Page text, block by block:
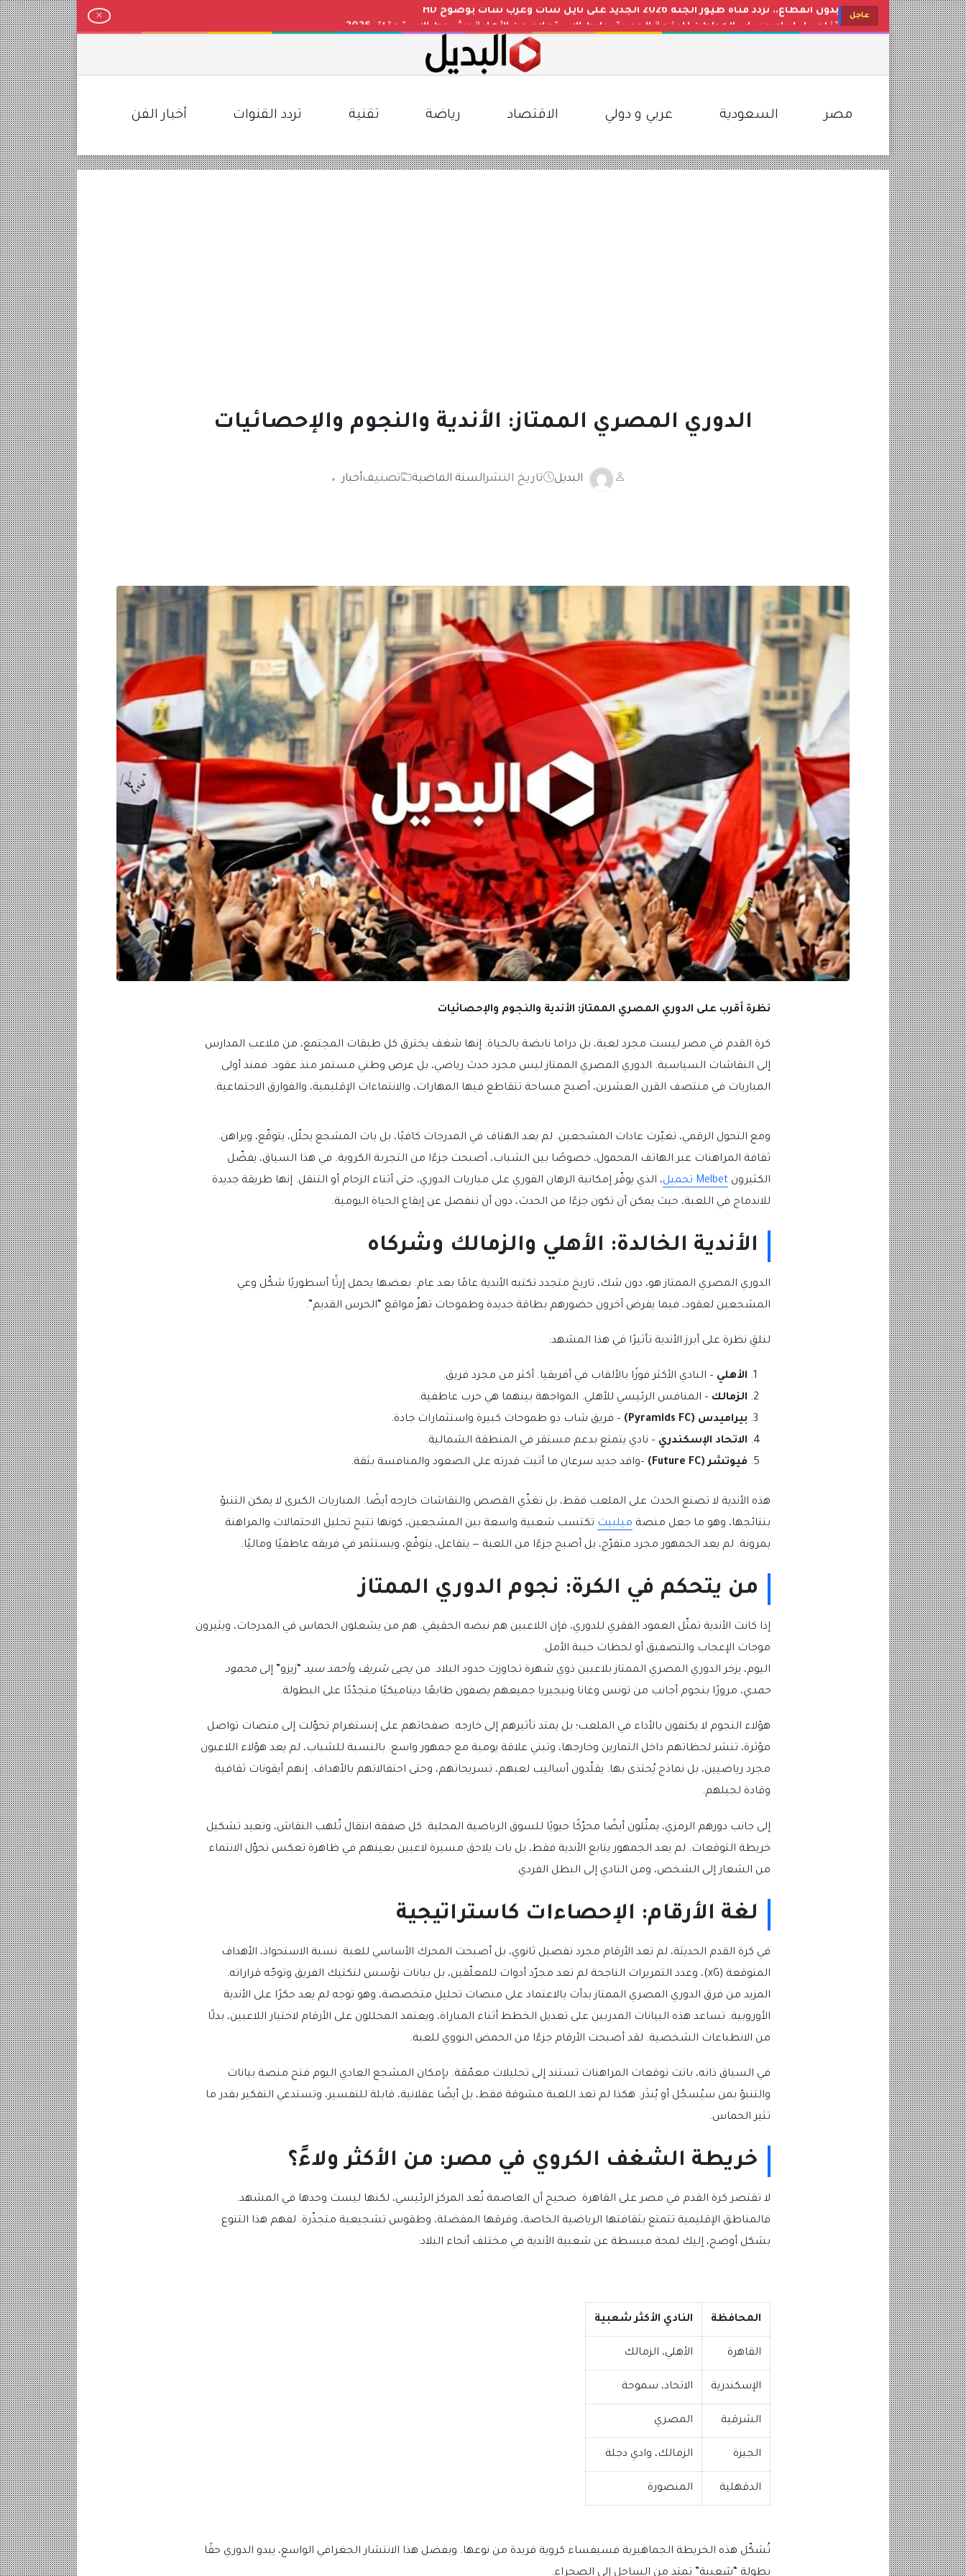
عاجل
تفاصيل إيداع حساب المواطن للدفعة الجديدة.. رابط الاستعلام عن الأهلية وشروط الاستحقاق 2026
حقيقة تعديل التقويم الدراسي ومواعيد الإجازات المطولة بالتعليم السعودي.. توضيح رسمي وتفاصيل المخطط
تحديث البنوك والشركات.. سعر الدولار اليوم في مصر مقابل الجنيه المصري بعد التغيرات الأخيرة
مصر السعودية عربي و دولي الاقتصاد رياضة تقنية تردد القنوات أخبار الفن
الدوري المصري الممتاز: الأندية والنجوم والإحصائيات
البديل تاريخ النشرالسنة الماضية تصنيفأخبار
نظرة أقرب على الدوري المصري الممتاز: الأندية والنجوم والإحصائيات
كرة القدم في مصر ليست مجرد لعبة، بل دراما نابضة بالحياة. إنها شغف يخترق كل طبقات المجتمع، من ملاعب المدارس
إلى النقاشات السياسية. الدوري المصري الممتاز ليس مجرد حدث رياضي، بل عرض وطني مستمر منذ عقود. فمنذ أولى
المباريات في منتصف القرن العشرين، أصبح مساحة تتقاطع فيها المهارات، والانتماءات الإقليمية، والفوارق الاجتماعية.
ومع التحول الرقمي، تغيّرت عادات المشجعين. لم يعد الهتاف في المدرجات كافيًا، بل بات المشجع يحلّل، يتوقّع، ويراهن.
ثقافة المراهنات عبر الهاتف المحمول، خصوصًا بين الشباب، أصبحت جزءًا من التجربة الكروية. في هذا السياق، يفضّل
الكثيرون Melbet تحميل
، الذي يوفّر إمكانية الرهان الفوري على مباريات الدوري، حتى أثناء الزحام أو التنقل. إنها طريقة جديدة
للاندماج في اللعبة، حيث يمكن أن تكون جزءًا من الحدث، دون أن تنفصل عن إيقاع الحياة اليومية.
الأندية الخالدة: الأهلي والزمالك وشركاه
الدوري المصري الممتاز هو، دون شك، تاريخ متجدد تكتبه الأندية عامًا بعد عام. بعضها يحمل إرثًا أسطوريًا شكّل وعي
المشجعين لعقود، فيما يفرض آخرون حضورهم بطاقة جديدة وطموحات تهزّ مواقع “الحرس القديم”.
لنلقِ نظرة على أبرز الأندية تأثيرًا في هذا المشهد:
الأهلي – النادي الأكثر فوزًا بالألقاب في أفريقيا. أكثر من مجرد فريق.
الزمالك – المنافس الرئيسي للأهلي. المواجهة بينهما هي حرب عاطفية.
بيراميدس (Pyramids FC)
– فريق شاب ذو طموحات كبيرة واستثمارات جادة.
الاتحاد الإسكندري – نادي يتمتع بدعم مستقر في المنطقة الشمالية.
فيوتشر (Future FC)
–وافد جديد سرعان ما أثبت قدرته على الصعود والمنافسة بثقة.
هذه الأندية لا تصنع الحدث على الملعب فقط، بل تغذّي القصص والنقاشات خارجه أيضًا. المباريات الكبرى لا يمكن التنبؤ
بنتائجها، وهو ما جعل منصة ميلبيت تكتسب شعبية واسعة بين المشجعين، كونها تتيح تحليل الاحتمالات والمراهنة
بمرونة. لم يعد الجمهور مجرد متفرّج، بل أصبح جزءًا من اللعبة — يتفاعل، يتوقّع، ويستثمر في فريقه عاطفيًا وماليًا.
من يتحكم في الكرة: نجوم الدوري الممتاز
إذا كانت الأندية تمثّل العمود الفقري للدوري، فإن اللاعبين هم نبضه الحقيقي. هم من يشعلون الحماس في المدرجات، ويثيرون
موجات الإعجاب والتصفيق أو لحظات خيبة الأمل.
اليوم، يزخر الدوري المصري الممتاز بلاعبين ذوي شهرة تجاوزت حدود البلاد. من يحيى شريف وأحمد سيد “زيزو” إلى محمود
حمدي، مرورًا بنجوم أجانب من تونس وغانا ونيجيريا جميعهم يضفون طابعًا ديناميكيًا متجدّدًا على البطولة.
هؤلاء النجوم لا يكتفون بالأداء في الملعب؛ بل يمتد تأثيرهم إلى خارجه. صفحاتهم على إنستغرام تحوّلت إلى منصات تواصل
مؤثرة، تنشر لحظاتهم داخل التمارين وخارجها، وتبني علاقة يومية مع جمهور واسع. بالنسبة للشباب، لم يعد هؤلاء اللاعبون
مجرد رياضيين، بل نماذج يُحتذى بها. يقلّدون أساليب لعبهم، تسريحاتهم، وحتى احتفالاتهم بالأهداف. إنهم أيقونات ثقافية
وقادة لجيلهم.
إلى جانب دورهم الرمزي، يمثّلون أيضًا محرّكًا حيويًا للسوق الرياضية المحلية. كل صفقة انتقال تُلهب النقاش، وتعيد تشكيل
خريطة التوقعات. لم يعد الجمهور يتابع الأندية فقط، بل بات يلاحق مسيرة لاعبين بعينهم في ظاهرة تعكس تحوّل الانتماء
من الشعار إلى الشخص، ومن النادي إلى البطل الفردي.
لغة الأرقام: الإحصاءات كاستراتيجية
في كرة القدم الحديثة، لم تعد الأرقام مجرد تفصيل ثانوي، بل أصبحت المحرك الأساسي للعبة. نسبة الاستحواذ، الأهداف
المتوقعة (xG)، وعدد التمريرات الناجحة لم تعد مجرّد أدوات للمعلّقين، بل بيانات تؤسس لتكتيك الفريق وتوجّه قراراته.
المزيد من فرق الدوري المصري الممتاز بدأت بالاعتماد على منصات تحليل متخصصة، وهو توجه لم يعد حكرًا على الأندية
الأوروبية. تساعد هذه البيانات المدربين على تعديل الخطط أثناء المباراة، ويعتمد المحللون على الأرقام لاختيار اللاعبين، بدلًا
من الانطباعات الشخصية. لقد أصبحت الأرقام جزءًا من الحمض النووي للعبة.
في السياق ذاته، باتت توقعات المراهنات تستند إلى تحليلات معمّقة. بإمكان المشجع العادي اليوم فتح منصة بيانات
والتنبؤ بمن سيُسجّل أو يُنذَر. هكذا لم تعد اللعبة مشوقة فقط، بل أيضًا عقلانية، قابلة للتفسير، وتستدعي التفكير بقدر ما
تثير الحماس.
خريطة الشغف الكروي في مصر: من الأكثر ولاءً؟
لا تقتصر كرة القدم في مصر على القاهرة. صحيح أن العاصمة تُعد المركز الرئيسي، لكنها ليست وحدها في المشهد.
فالمناطق الإقليمية تتمتع بثقافتها الرياضية الخاصة، وفرقها المفضلة، وطقوس تشجيعية متجذّرة. لفهم هذا التنوع
بشكل أوضح، إليك لمحة مبسطة عن شعبية الأندية في مختلف أنحاء البلاد:
المحافظة النادي الأكثر شعبية
القاهرة الأهلي، الزمالك
الإسكندرية الاتحاد، سموحة
الشرقية المصري
الجيزة الزمالك، وادي دجلة
الدقهلية المنصورة
تُشكّل هذه الخريطة الجماهيرية فسيفساء كروية فريدة من نوعها. وبفضل هذا الانتشار الجغرافي الواسع، يبدو الدوري حقًا
بطولة “شعبية” تمتد من الساحل إلى الصحراء.